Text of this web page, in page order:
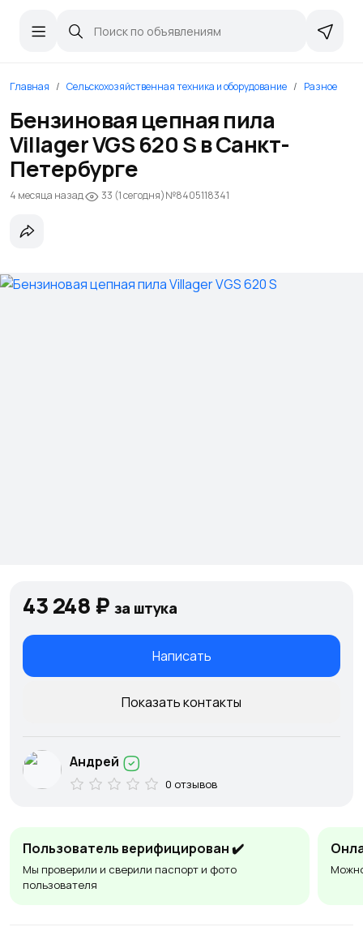
Главная Сельскохозяйственная техника и оборудование Разное
Бензиновая цепная пила
Villager VGS 620 S в Санкт-
Петербурге
4 месяца назад 33 (1 сегодня)№8405118341
Пользователь верифицирован ✔️
Мы проверили и сверили паспорт и фото
пользователя
43 248 ₽ за штука
Написать
Показать контакты
Андрей
0 отзывов